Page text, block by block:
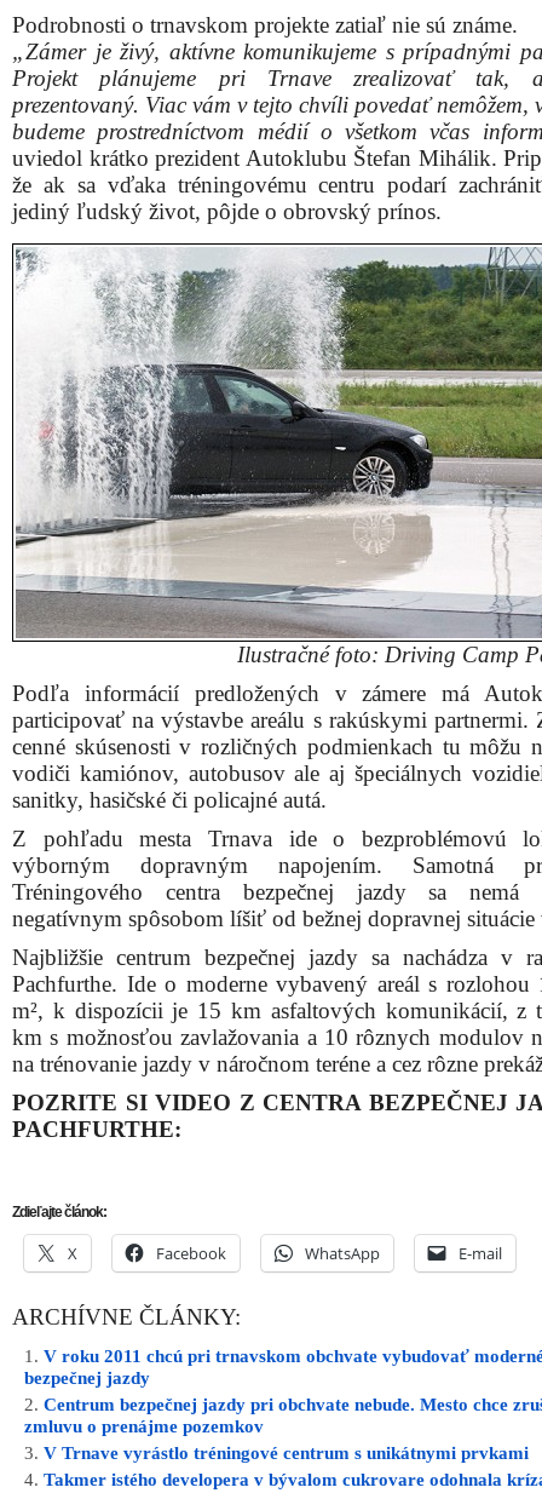
Podrobnosti o trnavskom projekte zatiaľ nie sú známe.
„Zámer je živý, aktívne komunikujeme s prípadnými
Projekt plánujeme pri Trnave zrealizovať tak,
prezentovaný. Viac vám v tejto chvíli povedať nemôžem,
budeme prostredníctvom médií o všetkom včas
uviedol krátko prezident Autoklubu Štefan Mihálik.
že ak sa vďaka tréningovému centru podarí
jediný ľudský život, pôjde o obrovský prínos.
Ilustračné foto: Driving Camp
Podľa informácií predložených v zámere má
participovať na výstavbe areálu s rakúskymi partnermi.
cenné skúsenosti v rozličných podmienkach tu môžu
vodiči kamiónov, autobusov ale aj špeciálnych
sanitky, hasičské či policajné autá.
Z pohľadu mesta Trnava ide o bezproblémovú
výborným dopravným napojením. Samotná
Tréningového centra bezpečnej jazdy sa nemá
negatívnym spôsobom líšiť od bežnej dopravnej
Najbližšie centrum bezpečnej jazdy sa nachádza v
Pachfurthe. Ide o moderne vybavený areál s rozlohou
m², k dispozícii je 15 km asfaltových komunikácií, z
km s možnosťou zavlažovania a 10 rôznych modulov
na trénovanie jazdy v náročnom teréne a cez rôzne
POZRITE SI VIDEO Z CENTRA BEZPEČNEJ
PACHFURTHE:
Zdieľajte článok:
X Facebook WhatsApp E-mail
ARCHÍVNE ČLÁNKY:
V roku 2011 chcú pri trnavskom obchvate vybudovať
bezpečnej jazdy
Centrum bezpečnej jazdy pri obchvate nebude. Mesto chce
zmluvu o prenájme pozemkov
V Trnave vyrástlo tréningové centrum s unikátnymi prvkami
Takmer istého developera v bývalom cukrovare odohnala